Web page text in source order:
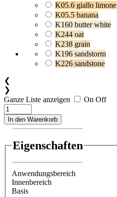
K05.6 giallo limone
K05.5 banana
K160 butter white
K244 oat
K238 grain
K196 sandstorm
K226 sandstone
❮
❯
Ganze Liste anzeigen
On Off
In den Warenkorb
Eigenschaften
Anwendungsbereich
Innenbereich
Basis